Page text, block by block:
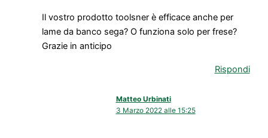
Il vostro prodotto toolsner è efficace anche per
lame da banco sega? O funziona solo per frese?
Grazie in anticipo
Rispondi
Matteo Urbinati
3 Marzo 2022 alle 15:25